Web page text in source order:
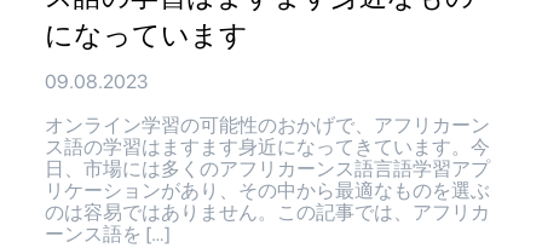
になっています
09.08.2023
オンライン学習の可能性のおかげで、アフリカーン
ス語の学習はますます身近になってきています。今
日、市場には多くのアフリカーンス語言語学習アプ
リケーションがあり、その中から最適なものを選ぶ
のは容易ではありません。この記事では、アフリカ
ーンス語を […]